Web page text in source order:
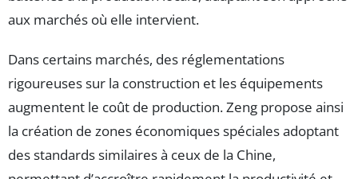
aux marchés où elle intervient.
Dans certains marchés, des réglementations
rigoureuses sur la construction et les équipements
augmentent le coût de production. Zeng propose ainsi
la création de zones économiques spéciales adoptant
des standards similaires à ceux de la Chine,